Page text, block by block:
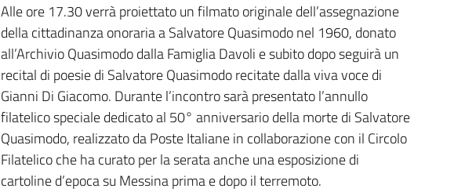
Alle ore 17.30 verrà proiettato un filmato originale dell’assegnazione
della cittadinanza onoraria a Salvatore Quasimodo nel 1960, donato
all’Archivio Quasimodo dalla Famiglia Davoli e subito dopo seguirà un
recital di poesie di Salvatore Quasimodo recitate dalla viva voce di
Gianni Di Giacomo. Durante l’incontro sarà presentato l’annullo
filatelico speciale dedicato al 50° anniversario della morte di Salvatore
Quasimodo, realizzato da Poste Italiane in collaborazione con il Circolo
Filatelico che ha curato per la serata anche una esposizione di
cartoline d’epoca su Messina prima e dopo il terremoto.